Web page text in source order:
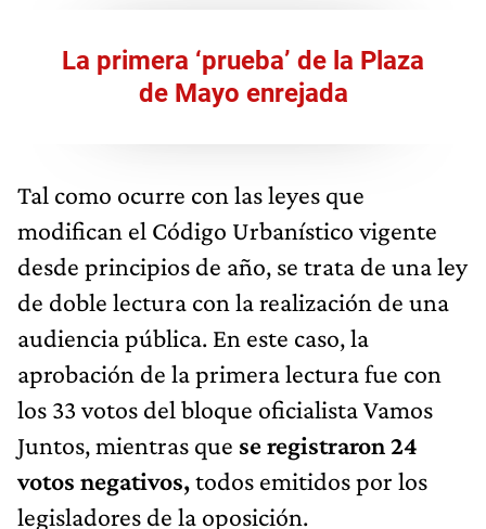
La primera ‘prueba’ de la Plaza
de Mayo enrejada
Tal como ocurre con las leyes que
modifican el Código Urbanístico vigente
desde principios de año, se trata de una ley
de doble lectura con la realización de una
audiencia pública. En este caso, la
aprobación de la primera lectura fue con
los 33 votos del bloque oficialista Vamos
Juntos, mientras que se registraron 24
votos negativos,todos emitidos por los
legisladores de la oposición.